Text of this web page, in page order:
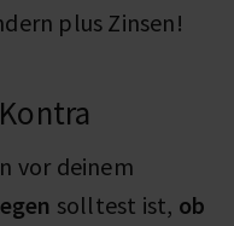
plus Zinsen!
vor deinem
solltest ist, ob